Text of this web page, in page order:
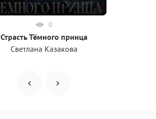
0
Страсть Тёмного принца
Светлана Казакова